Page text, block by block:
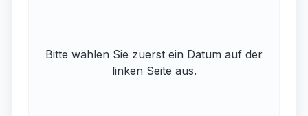
Bitte wählen Sie zuerst ein Datum auf der
linken Seite aus.